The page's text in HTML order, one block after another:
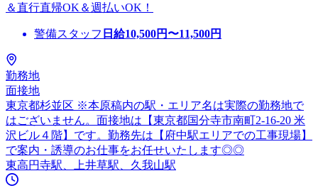
＆直行直帰OK＆週払いOK！
警備スタッフ 日給10,500円〜11,500円
勤務地
面接地
東京都杉並区 ※本原稿内の駅・エリア名は実際の勤務地で
はございません。面接地は【東京都国分寺市南町2-16-20 米
沢ビル４階】です。勤務先は【府中駅エリアでの工事現場】
で案内・誘導のお仕事をお任せいたします◎◎
東高円寺駅、上井草駅、久我山駅